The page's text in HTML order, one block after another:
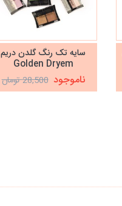
سایه تک رنگ گلدن دریم
Golden Dryem
ناموجود 28,500 تومان